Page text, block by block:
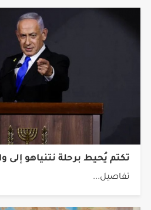
تكتم يُحيط برحلة نتنياهو
تفاصيل...